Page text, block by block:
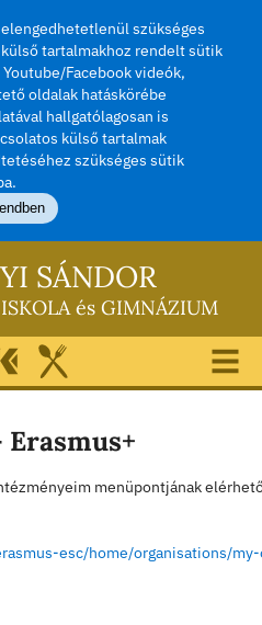
elengedhetetlenül
külső tartalmakhoz
Youtube/Facebook
oldalak
hallgatólagosan
kapcsolatos külső
működtetéséhez szükséges
Rendben
– Erasmus+
Intézményeim